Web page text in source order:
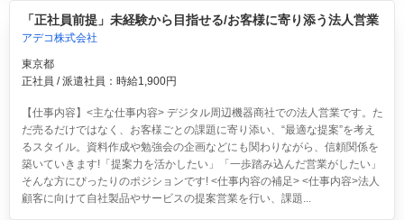
「正社員前提」未経験から目指せる/お客様に寄り添う法人営業
アデコ株式会社
東京都
正社員 / 派遣社員：時給1,900円
【仕事内容】<主な仕事内容> デジタル周辺機器商社での法人営業です。た
だ売るだけではなく、お客様ごとの課題に寄り添い、“最適な提案”を考え
るスタイル。資料作成や勉強会の企画などにも関わりながら、信頼関係を
築いていきます!「提案力を活かしたい」「一歩踏み込んだ営業がしたい」
そんな方にぴったりのポジションです! <仕事内容の補足> <仕事内容>法人
顧客に向けて自社製品やサービスの提案営業を行い、課題...